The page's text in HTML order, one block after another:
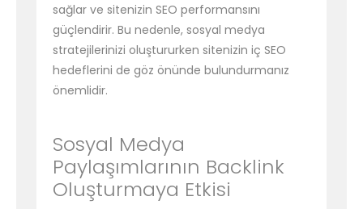
sağlar ve sitenizin SEO performansını
güçlendirir. Bu nedenle, sosyal medya
stratejilerinizi oluştururken sitenizin iç SEO
hedeflerini de göz önünde bulundurmanız
önemlidir.
Sosyal Medya
Paylaşımlarının Backlink
Oluşturmaya Etkisi